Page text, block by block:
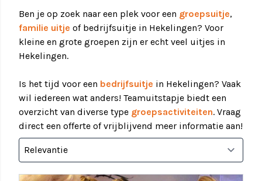
Ben je op zoek naar een plek voor een groepsuitje,
familie uitje of bedrijfsuitje in Hekelingen? Voor
kleine en grote groepen zijn er echt veel uitjes in
Hekelingen.
Is het tijd voor een bedrijfsuitje in Hekelingen? Vaak
wil iedereen wat anders! Teamuitstapje biedt een
overzicht van diverse type groepsactiviteiten. Vraag
direct een offerte of vrijblijvend meer informatie aan!